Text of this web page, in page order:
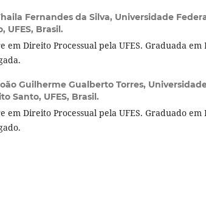
Fernandes da Silva, Universidade
UFES, Brasil.
em Direito Processual pela UFES. Graduada em
Guilherme Gualberto Torres,
Santo, UFES, Brasil.
em Direito Processual pela UFES. Graduado em